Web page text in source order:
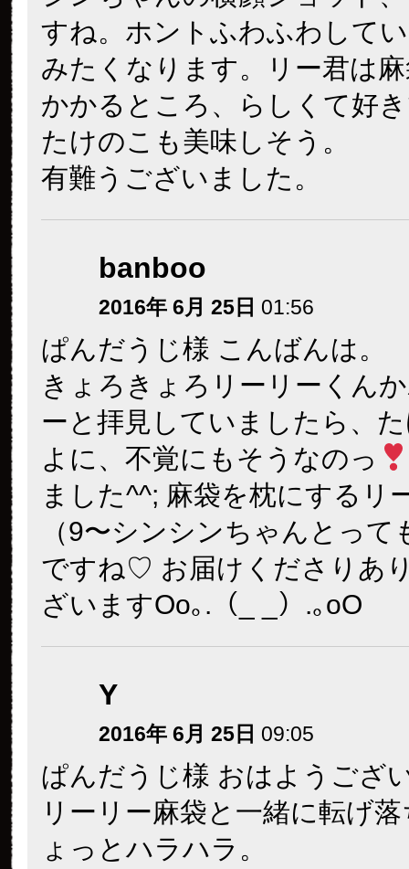
すね。ホントふわふわして
みたくなります。リー君は
かかるところ、らしくて好
たけのこも美味しそう。
有難うございました。
banboo
2016年 6月 25日 01:56
ぱんだうじ様 こんばんは。
きょろきょろリーリーくん
ーと拝見していましたら、
よに、不覚にもそうなのっ
ました^^; 麻袋を枕にするリ
（9〜シンシンちゃんとって
ですね♡ お届けくださりあ
ざいますOo｡.（_ _）.｡oO
Y
2016年 6月 25日 09:05
ぱんだうじ様 おはようござ
リーリー麻袋と一緒に転げ
ょっとハラハラ。